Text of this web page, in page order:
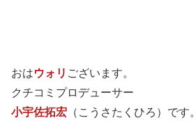
おはウォリ ございます。
クチコミプロデューサー
小宇佐拓宏 （こうさたくひろ）です。